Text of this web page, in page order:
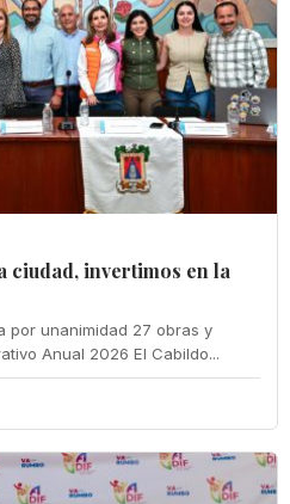
ciudad, invertimos en la
por unanimidad 27 obras y
Anual 2026 El Cabildo...